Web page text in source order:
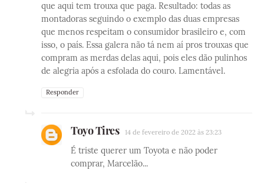
que aqui tem trouxa que paga. Resultado: todas as
montadoras seguindo o exemplo das duas empresas
que menos respeitam o consumidor brasileiro e, com
isso, o país. Essa galera não tá nem aí pros trouxas que
compram as merdas delas aqui, pois eles dão pulinhos
de alegria após a esfolada do couro. Lamentável.
Responder
Toyo Tires 14 de fevereiro de 2022 às 23:23
É triste querer um Toyota e não poder
comprar, Marcelão...